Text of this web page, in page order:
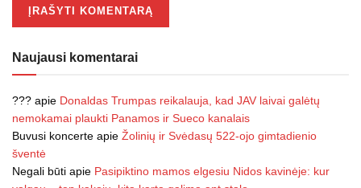
Naujausi komentarai
??? apie Donaldas Trumpas reikalauja, kad JAV laivai galėtų
nemokamai plaukti Panamos ir Sueco kanalais
Buvusi koncerte apie Žolinių ir Svėdasų 522-ojo gimtadienio
šventė
Negali būti apie Pasipiktino mamos elgesiu Nidos kavinėje: kur